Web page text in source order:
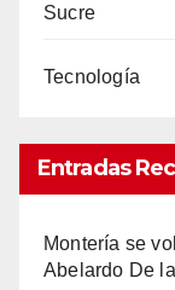
Sucre
Tecnología
Entradas
Montería se
Abelardo De